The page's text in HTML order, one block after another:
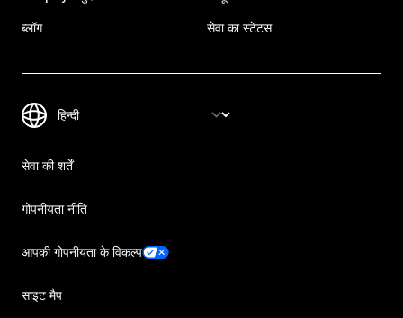
ब्लॉग सेवा का स्टेटस
सेवा की शर्तें
गोपनीयता नीति
आपकी गोपनीयता के विकल्प
साइट मैप